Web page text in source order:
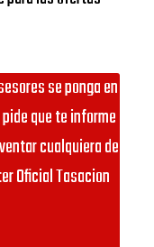
se ponga en
que te informe
cualquiera de
Oficial Tasacion